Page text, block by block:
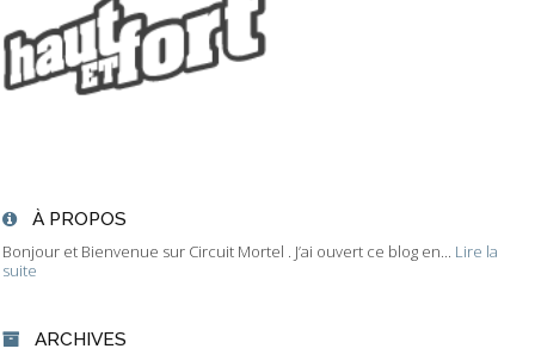
À PROPOS
Bonjour et Bienvenue sur Circuit Mortel . J’ai ouvert ce blog en... Lire la
suite
ARCHIVES